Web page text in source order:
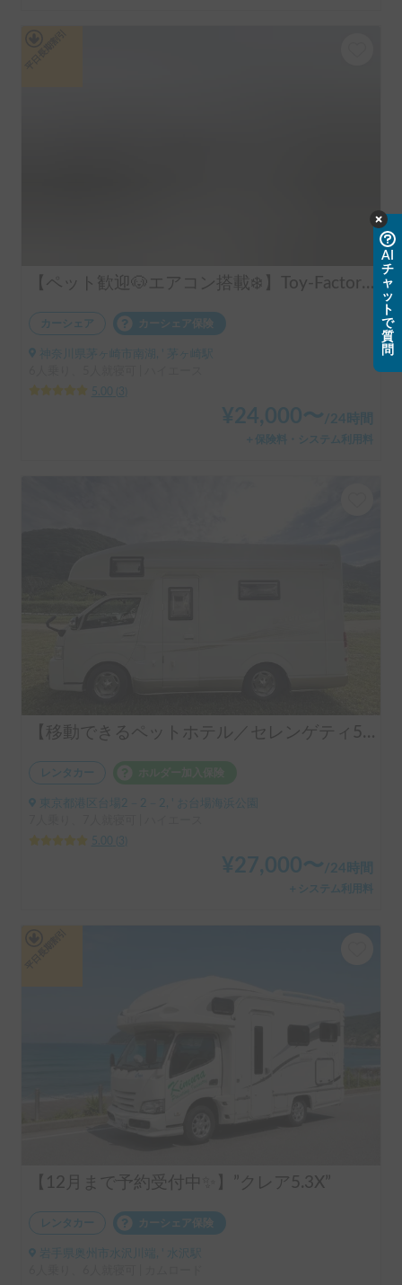
【ペット歓迎🐶エアコン搭載❄️】Toy-Factory BALEIA | 自宅のように寛げる極上空間！快適装備満載のキャンピングカー
カーシェア カーシェア保険
神奈川県茅ヶ崎市南湖, ' 茅ヶ崎駅
5.00
3
¥24,000〜 /24時間
＋保険料・システム利用料
【移動できるペットホテル／セレンゲティ525（TOYOTAハイエース）】乗車人数7人／就寝人数7人／2WD車／ペット歓迎車両／冷暖房装備付き/ラップポントイレ付 ★こんなひとにおススメ！カップル、友人、中長距離移動の方、電気で困りたくない方、BBQや温泉、山道、スキー、スノボを楽しむ方、ぜひご検討ください。 ※ご返答までに１営業日ほどいただく場合がございます。ご了承くださいませ。
レンタカー
東京都港区台場2－2－2, ' お台場海浜公園
5.00
3
¥27,000〜/24時間
＋システム利用料
【12月まで予約受付中✨】”クレア5.3X”
レンタカー カーシェア保険
岩手県奥州市水沢川端, ' 水沢駅
AI
チ
ャ
ッ
ト
で
質
問